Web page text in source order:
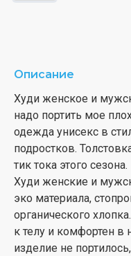
Описание
Худи женское и
надо портить мое
одежда унисекс в
подростков.
тик тока этого сезона.
Худи женские и
эко материала,
органического
к телу и комфортен в
изделие не